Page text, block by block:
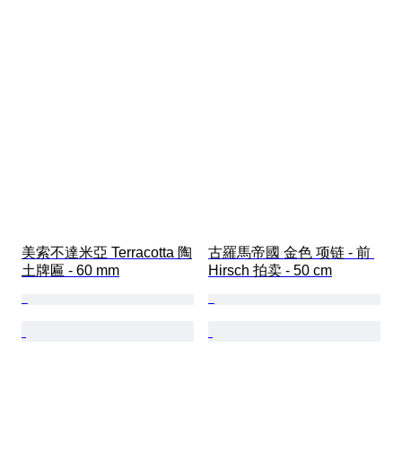
美索不達米亞 Terracotta 陶
土牌匾 - 60 mm
古羅馬帝國 金色 项链 - 前
Hirsch 拍卖 - 50 cm